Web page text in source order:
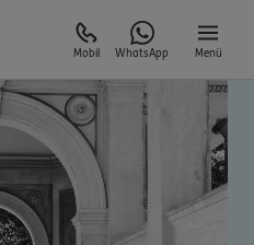
Mobil WhatsApp Menü